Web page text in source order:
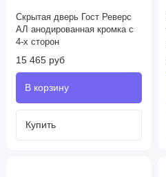
Скрытая дверь Гост Реверс
AЛ анодированная кромка с
4-х сторон
15 465 руб